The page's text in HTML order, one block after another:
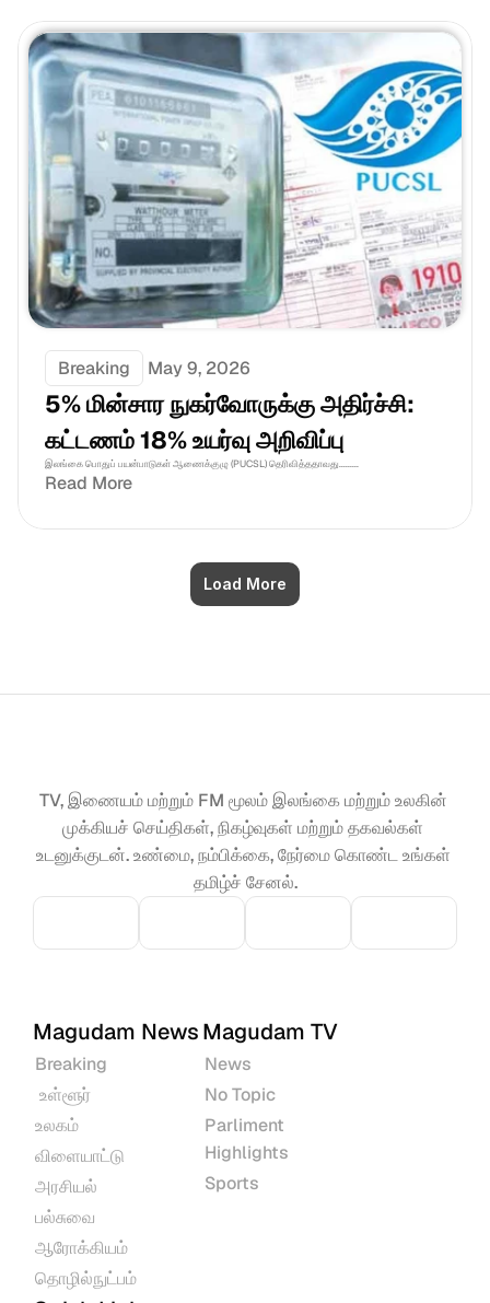
Breaking May 9, 2026
5% மின்சார நுகர்வோருக்கு அதிர்ச்சி:
கட்டணம் 18% உயர்வு அறிவிப்பு
இலங்கை பொதுப் பயன்பாடுகள் ஆணைக்குழு (PUCSL) தெரிவித்ததாவது.........
Read More
Load More
TV, இணையம் மற்றும் FM மூலம் இலங்கை மற்றும் உலகின்
முக்கியச் செய்திகள், நிகழ்வுகள் மற்றும் தகவல்கள்
உடனுக்குடன். உண்மை, நம்பிக்கை, நேர்மை கொண்ட உங்கள்
தமிழ்ச் சேனல்.
Magudam News
Breaking
உள்ளூர்
உலகம்
விளையாட்டு
அரசியல்
பல்சுவை
ஆரோக்கியம்
தொழில்நுட்பம்
Magudam TV
News
No Topic
Parliment
Highlights
Sports